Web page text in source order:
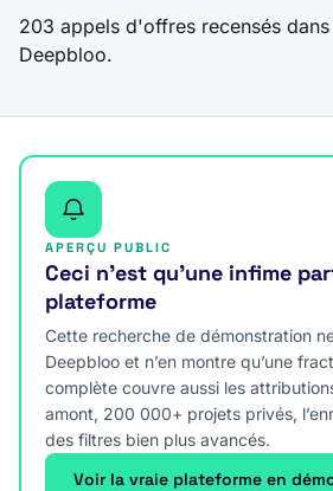
203 appels d'offres recensés
Deepbloo.
APERÇU PUBLIC
Ceci n’est qu’une infime
plateforme
Cette recherche de démonstration
Deepbloo et n’en montre qu’une
complète couvre aussi les
amont, 200 000+ projets privés,
des filtres bien plus avancés.
Voir la vraie plateforme en